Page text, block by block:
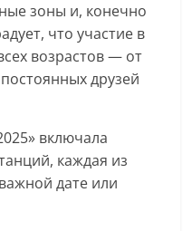
зоны и, конечно
что участие в
возрастов — от
друзей
включала
каждая из
дате или